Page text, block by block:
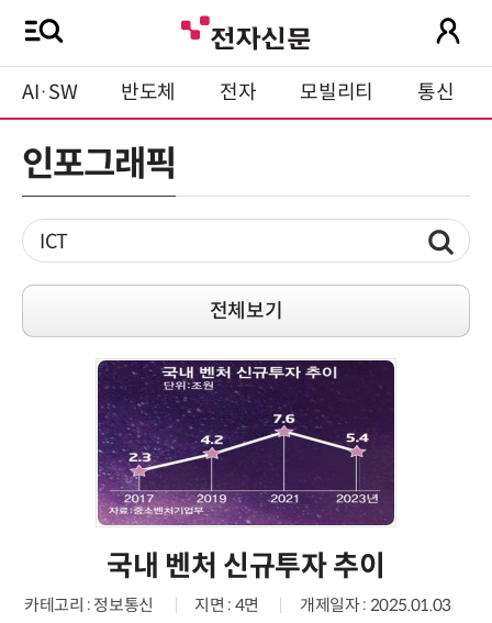
AI·SW 반도체 전자 모빌리티 통신
인포그래픽
전체보기
국내 벤처 신규투자 추이
카테고리 : 정보통신 지면 : 4면
개제일자 : 2025.01.03